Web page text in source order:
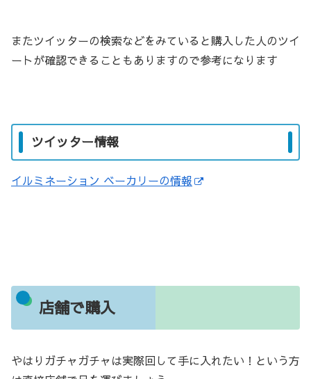
またツイッターの検索などをみていると購入した人のツイ
ートが確認できることもありますので参考になります
ツイッター情報
イルミネーション ベーカリーの情報
店舗で購入
やはりガチャガチャは実際回して手に入れたい！という方